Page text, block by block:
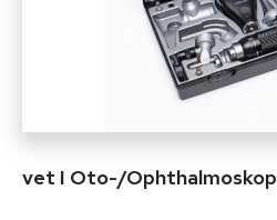
vet I Oto-/Ophthalmoskop